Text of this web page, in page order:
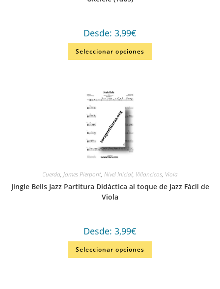
Desde: 3,99€
Seleccionar opciones
Cuerda, James Pierpont, Nivel Inicial, Villancicos, Viola
Jingle Bells Jazz Partitura Didáctica al toque de Jazz Fácil de
Viola
Desde: 3,99€
Seleccionar opciones